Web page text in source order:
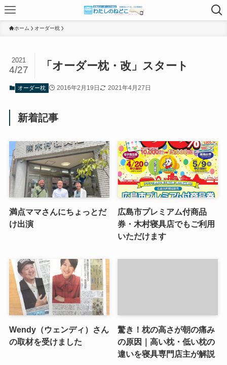
ホーム オーダー枕
「オーダー枕・改」スタート
2021
4/27
オーダー枕 2016年2月19日 2021年4月27日
新着記事
満点ママさんにちょっとだ
け出演
広島市プレミアム付商品
券・木村寝具店でもご利用
いただけます
Wendy（ウェンディ）さん
の取材を受けました
驚き！枕の高さが朝の痛み
の原因｜高い枕・低い枕の
違いを寝具専門店主が解説